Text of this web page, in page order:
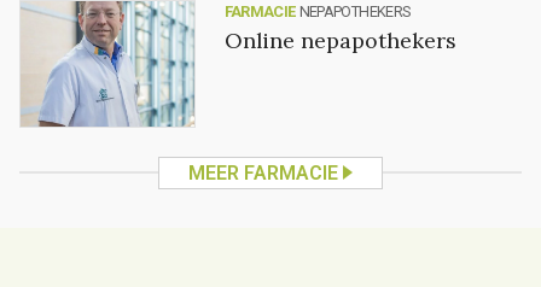
FARMACIE NEPAPOTHEKERS
Online nepapothekers
MEER FARMACIE